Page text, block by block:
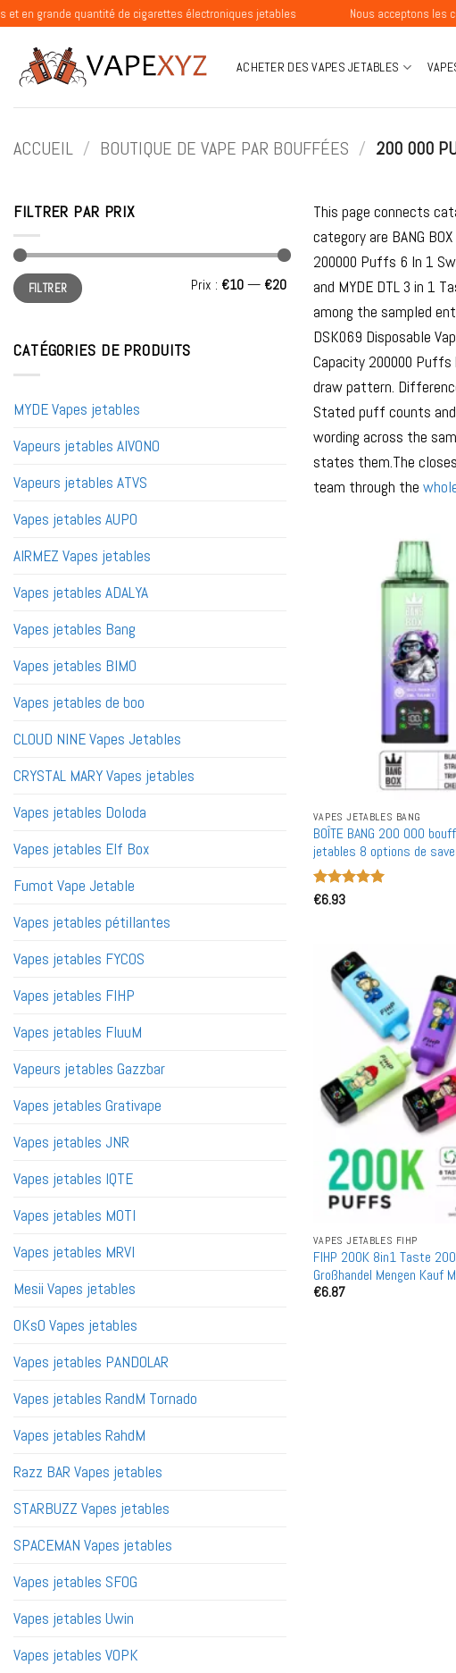
Passer
contenu
quantité de cigarettes électroniques jetables Nous acceptons les
ACHETER DES VAPES JETABLES
ACCUEIL / BOUTIQUE DE VAPE PAR BOUFFÉES / 200 000
FILTRER PAR PRIX
Prix
min
Prix
maxFILTRER Prix : €10 — €20
CATÉGORIES DE PRODUITS
MYDE Vapes jetables
Vapeurs jetables AIVONO
Vapeurs jetables ATVS
Vapes jetables AUPO
AIRMEZ Vapes jetables
Vapes jetables ADALYA
Vapes jetables Bang
Vapes jetables BIMO
Vapes jetables de boo
CLOUD NINE Vapes Jetables
CRYSTAL MARY Vapes jetables
Vapes jetables Doloda
Vapes jetables Elf Box
Fumot Vape Jetable
Vapes jetables pétillantes
Vapes jetables FYCOS
Vapes jetables FIHP
Vapes jetables FluuM
Vapeurs jetables Gazzbar
Vapes jetables Grativape
Vapes jetables JNR
Vapes jetables IQTE
Vapes jetables MOTI
Vapes jetables MRVI
Mesii Vapes jetables
OKsO Vapes jetables
Vapes jetables PANDOLAR
Vapes jetables RandM Tornado
Vapes jetables RahdM
Razz BAR Vapes jetables
STARBUZZ Vapes jetables
SPACEMAN Vapes jetables
Vapes jetables SFOG
Vapes jetables Uwin
Vapes jetables VOPK
This page connects
category are BANG
200000 Puffs 6 In 1
and MYDE DTL 3 in 1
among the sampled
DSK069 Disposable
Capacity 200000 Puffs
draw pattern.
Stated puff counts and
wording across the
states them.The
team through the
VAPES JETABLES BANG
BOÎTE BANG 200 000
jetables 8 options de
gros en vrac
Note
€6.93
VAPES JETABLES FIHP
FIHP 200K 8in1 Taste
Großhandel Mengen Kauf
€6.87